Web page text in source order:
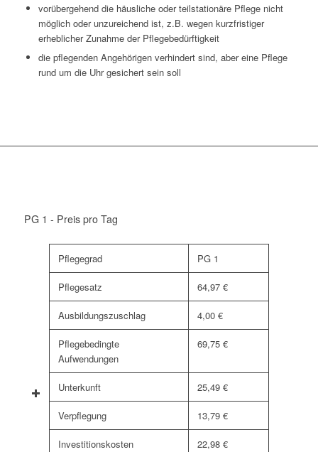
vorübergehend die häusliche oder teilstationäre Pflege nicht
möglich oder unzureichend ist, z.B. wegen kurzfristiger
erheblicher Zunahme der Pflegebedürftigkeit
die pflegenden Angehörigen verhindert sind, aber eine Pflege
rund um die Uhr gesichert sein soll
PG 1 - Preis pro Tag
Pflegegrad PG 1
Pflegesatz 64,97 €
Ausbildungszuschlag 4,00 €
Pflegebedingte
Aufwendungen
69,75 €
Unterkunft 25,49 €
Verpflegung 13,79 €
Investitionskosten 22,98 €